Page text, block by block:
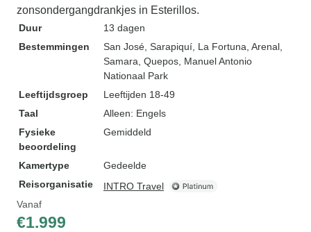
zonsondergangdrankjes in Esterillos.
Duur
13 dagen
Bestemmingen
San José , Sarapiquí , La Fortuna , Arenal
Samara , Quepos , Manuel Antonio
Nationaal Park
Leeftijdsgroep
Leeftijden 18-49
Taal
Alleen: Engels
Fysieke
beoordeling
Gemiddeld
Kamertype
Gedeelde
Reisorganisatie
INTRO Travel
Vanaf
€1.999